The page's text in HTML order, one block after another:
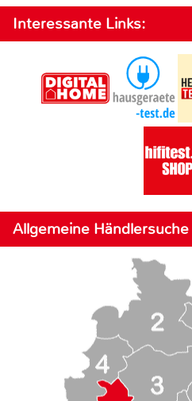
Interessante Links:
Allgemeine Händlersuche